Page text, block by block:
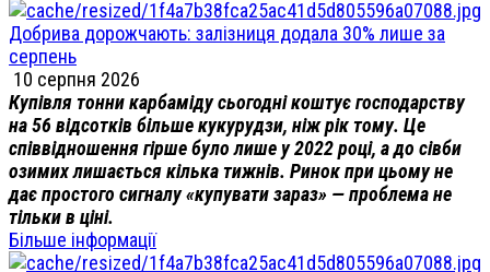
Добрива дорожчають: залізниця додала 30% лише за
серпень
10 серпня 2026
Купівля тонни карбаміду сьогодні коштує господарству
на 56 відсотків більше кукурудзи, ніж рік тому. Це
співвідношення гірше було лише у 2022 році, а до сівби
озимих лишається кілька тижнів. Ринок при цьому не
дає простого сигналу «купувати зараз» — проблема не
тільки в ціні.
Більше інформації